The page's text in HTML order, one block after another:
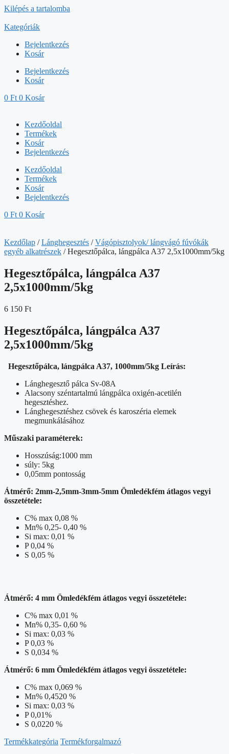
Kilépés a tartalomba
Kategóriák
Bejelentkezés
Kosár
Bejelentkezés
Kosár
0 Ft 0 Kosár
Kezdőoldal
Termékek
Kosár
Bejelentkezés
Kezdőoldal
Termékek
Kosár
Bejelentkezés
0 Ft 0 Kosár
Kezdőlap /Lánghegesztés /Vágópisztolyok/ lángvágó fúvókák
egyéb alkatrészek / Hegesztőpálca, lángpálca A37 2,5x1000mm/5kg
Hegesztőpálca, lángpálca A37
2,5x1000mm/5kg
6 150 Ft
Hegesztőpálca, lángpálca A37
2,5x1000mm/5kg
Hegesztőpálca, lángpálca A37, 1000mm/5kg Leírás:
Lánghegesztő pálca Sv-08A
Alacsony széntartalmú lángpálca oxigén-acetilén
hegesztéshez.
Lánghegesztéshez csövek és karoszéria elemek
megmunkálásához
Műszaki paraméterek:
Hosszúság:1000 mm
súly: 5kg
0,05mm pontosság
Átmérő: 2mm-2,5mm-3mm-5mm Ömledékfém átlagos vegyi
összetétele:
C% max 0,08 %
Mn% 0,25- 0,40 %
Si max: 0,01 %
P 0,04 %
S 0,05 %
Átmérő: 4 mm Ömledékfém átlagos vegyi összetétele:
C% max 0,01 %
Mn% 0,35- 0,60 %
Si max: 0,03 %
P 0,03 %
S 0,034 %
Átmérő: 6 mm Ömledékfém átlagos vegyi összetétele:
C% max 0,069 %
Mn% 0,4520 %
Si max: 0,03 %
P 0,01%
S 0,0220 %
Termékkategória Termékforgalmazó